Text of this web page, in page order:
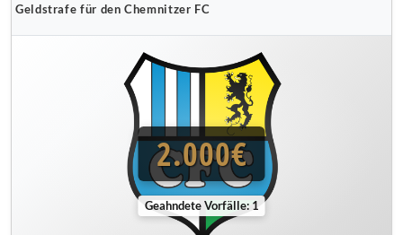
Geldstrafe für den Chemnitzer FC
2.000€
Geahndete Vorfälle: 1